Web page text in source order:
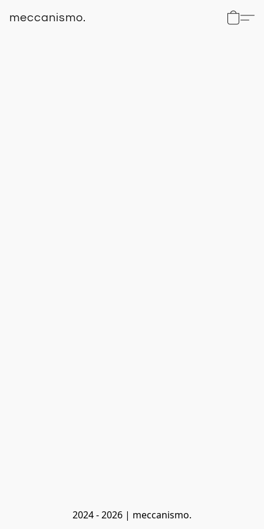
meccanismo.
2024 - 2026 | meccanismo.